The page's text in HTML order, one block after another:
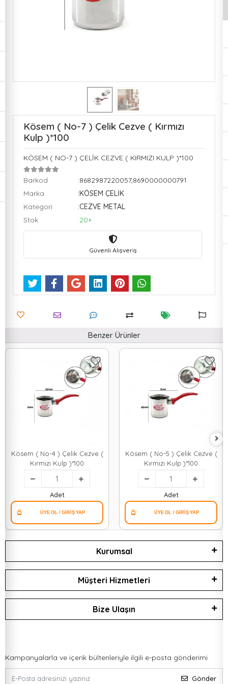
Kösem ( No-7 ) Çelik Cezve ( Kırmızı
Kulp )*100
KÖSEM ( NO-7 ) ÇELİK CEZVE ( KIRMIZI KULP )*100
Barkod
:8682987220057,8690000000791
Marka
:KÖSEM ÇELİK
Kategori
:CEZVE METAL
Stok
:20+
Güvenli Alışveriş
Benzer Ürünler
Kösem ( No-4 ) Çelik Cezve (
Kırmızı Kulp )*100
Adet
Kösem ( No-5 ) Çelik Cezve (
Kırmızı Kulp )*100
Adet
Kurumsal
Müşteri Hizmetleri
Bize Ulaşın
Kampanyalarla ve içerik bültenleriyle ilgili e-posta gönderimi
Gönder